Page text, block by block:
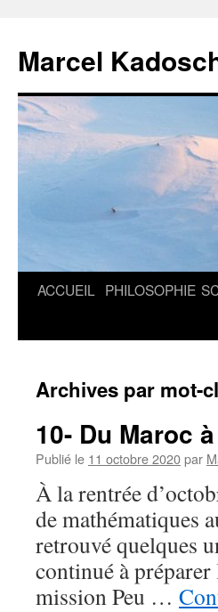
Marcel
Aller
ACCUEIL PHILOSOPHIE
Archives par mot-
10- Du Maroc
Publié le 11 octobre 2020par
À la rentrée
de mathématiques
retrouvé quelques
continué à
mission Peu …